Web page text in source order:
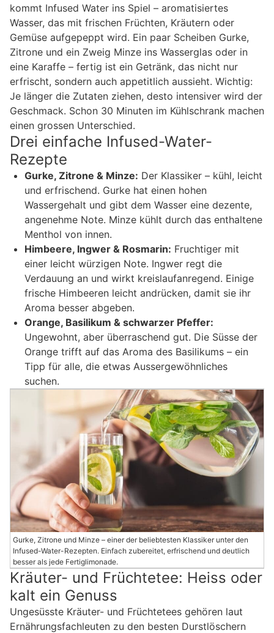
kommt Infused Water ins Spiel – aromatisiertes
Wasser, das mit frischen Früchten, Kräutern oder
Gemüse aufgepeppt wird. Ein paar Scheiben Gurke,
Zitrone und ein Zweig Minze ins Wasserglas oder in
eine Karaffe – fertig ist ein Getränk, das nicht nur
erfrischt, sondern auch appetitlich aussieht. Wichtig:
Je länger die Zutaten ziehen, desto intensiver wird der
Geschmack. Schon 30 Minuten im Kühlschrank machen
einen grossen Unterschied.
Drei einfache Infused-Water-
Rezepte
Gurke, Zitrone & Minze: Der Klassiker – kühl, leicht
und erfrischend. Gurke hat einen hohen
Wassergehalt und gibt dem Wasser eine dezente,
angenehme Note. Minze kühlt durch das enthaltene
Menthol von innen.
Himbeere, Ingwer & Rosmarin: Fruchtiger mit
einer leicht würzigen Note. Ingwer regt die
Verdauung an und wirkt kreislaufanregend. Einige
frische Himbeeren leicht andrücken, damit sie ihr
Aroma besser abgeben.
Orange, Basilikum & schwarzer Pfeffer:
Ungewohnt, aber überraschend gut. Die Süsse der
Orange trifft auf das Aroma des Basilikums – ein
Tipp für alle, die etwas Aussergewöhnliches
suchen.
Gurke, Zitrone und Minze – einer der beliebtesten Klassiker unter den
Infused-Water-Rezepten. Einfach zubereitet, erfrischend und deutlich
besser als jede Fertiglimonade.
Kräuter- und Früchtetee: Heiss oder
kalt ein Genuss
Ungesüsste Kräuter- und Früchtetees gehören laut
Ernährungsfachleuten zu den besten Durstlöschern